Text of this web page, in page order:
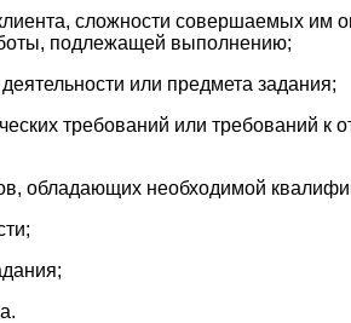
сложности совершаемых им
подлежащей выполнению;
или предмета задания;
требований или требований к
обладающих необходимой